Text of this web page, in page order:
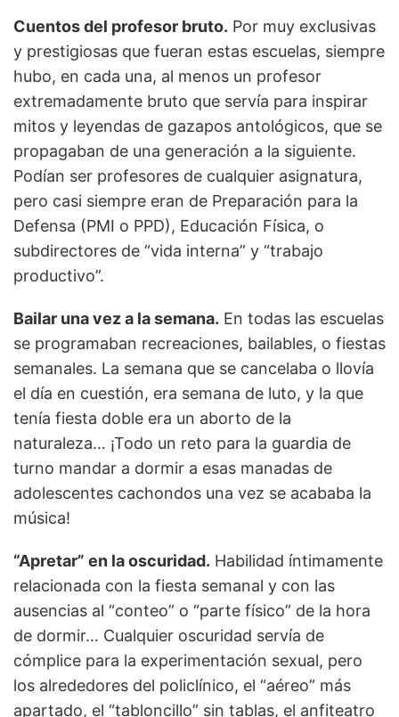
Cuentos del profesor bruto. Por muy exclusivas
y prestigiosas que fueran estas escuelas, siempre
hubo, en cada una, al menos un profesor
extremadamente bruto que servía para inspirar
mitos y leyendas de gazapos antológicos, que se
propagaban de una generación a la siguiente.
Podían ser profesores de cualquier asignatura,
pero casi siempre eran de Preparación para la
Defensa (PMI o PPD), Educación Física, o
subdirectores de “vida interna” y “trabajo
productivo”.
Bailar una vez a la semana. En todas las escuelas
se programaban recreaciones, bailables, o fiestas
semanales. La semana que se cancelaba o llovía
el día en cuestión, era semana de luto, y la que
tenía fiesta doble era un aborto de la
naturaleza… ¡Todo un reto para la guardia de
turno mandar a dormir a esas manadas de
adolescentes cachondos una vez se acababa la
música!
“Apretar” en la oscuridad. Habilidad íntimamente
relacionada con la fiesta semanal y con las
ausencias al “conteo” o “parte físico” de la hora
de dormir… Cualquier oscuridad servía de
cómplice para la experimentación sexual, pero
los alrededores del policlínico, el “aéreo” más
apartado, el “tabloncillo” sin tablas, el anfiteatro